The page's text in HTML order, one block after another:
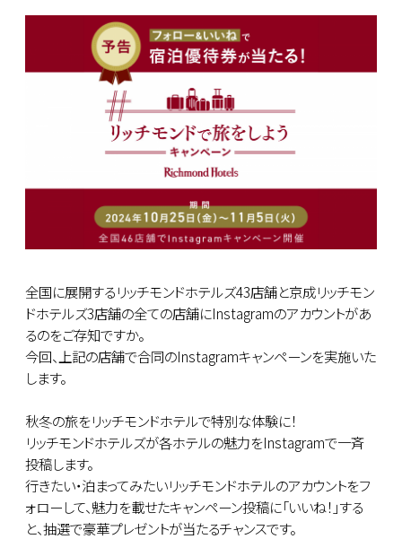
全国に展開するリッチモンドホテルズ43店舗と京成リッチモン
ドホテルズ3店舗の全ての店舗にInstagramのアカウントがあ
るのをご存知ですか。
今回、上記の店舗で合同のInstagramキャンペーンを実施いた
します。
秋冬の旅をリッチモンドホテルで特別な体験に！
リッチモンドホテルズが各ホテルの魅力をInstagramで一斉
投稿します。
行きたい・泊まってみたいリッチモンドホテルのアカウントをフ
ォローして、魅力を載せたキャンペーン投稿に「いいね！」する
と、抽選で豪華プレゼントが当たるチャンスです。